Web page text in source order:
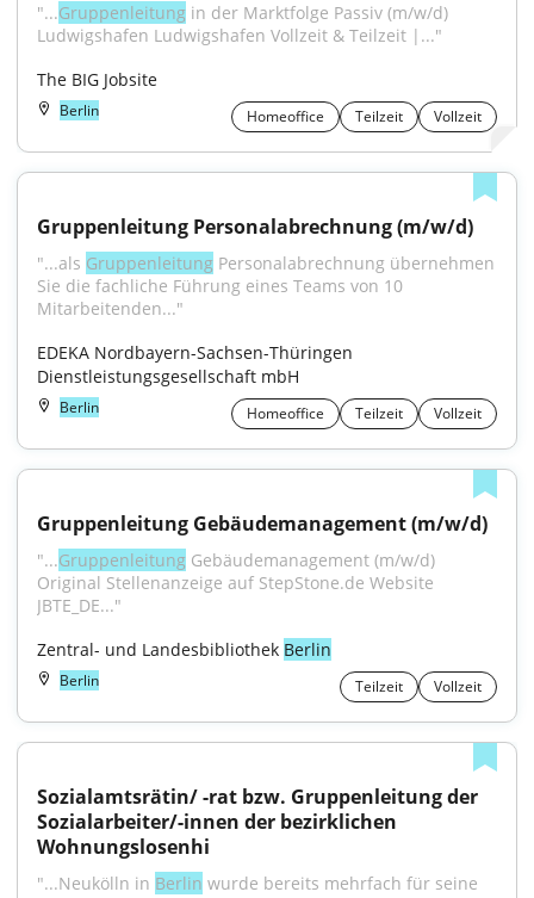
"...Gruppenleitung in der Marktfolge Passiv (m/w/d)
Ludwigshafen Ludwigshafen Vollzeit & Teilzeit |..."
The BIG Jobsite
Berlin Homeoffice Teilzeit Vollzeit
Gruppenleitung Personalabrechnung (m/w/d)
"...als Gruppenleitung Personalabrechnung übernehmen
Sie die fachliche Führung eines Teams von 10
Mitarbeitenden..."
EDEKA Nordbayern-Sachsen-Thüringen
Dienstleistungsgesellschaft mbH
Berlin Homeoffice Teilzeit Vollzeit
Gruppenleitung Gebäudemanagement (m/w/d)
"...Gruppenleitung Gebäudemanagement (m/w/d)
Original Stellenanzeige auf StepStone.de Website
JBTE_DE..."
Zentral- und Landesbibliothek Berlin
Berlin Teilzeit Vollzeit
Sozialamtsrätin/ -rat bzw. Gruppenleitung der
Sozialarbeiter/-innen der bezirklichen
Wohnungslosenhi
"...Neukölln in Berlin wurde bereits mehrfach für seine